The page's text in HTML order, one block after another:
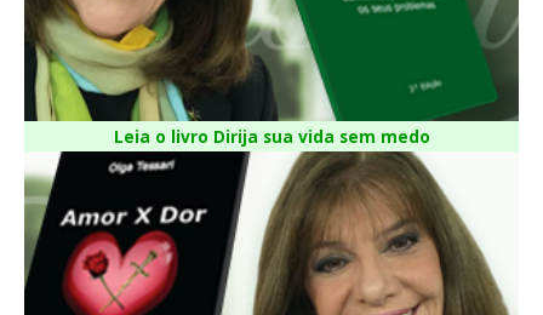
Leia o livro Dirija sua vida sem medo